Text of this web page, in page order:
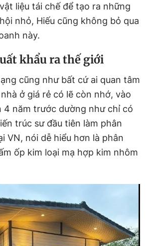
liệu tái chế để tạo ra những
nhỏ, Hiếu cũng không bỏ qua
này.
khẩu ra thế giới
cũng như bất cứ ai quan tâm
ở giá rẻ có lẽ còn nhớ, vào
4 năm trước dường như chỉ có
trúc sư đầu tiên làm phân
VN, nói dễ hiểu hơn là phân
ốp kim loại mạ hợp kim nhôm